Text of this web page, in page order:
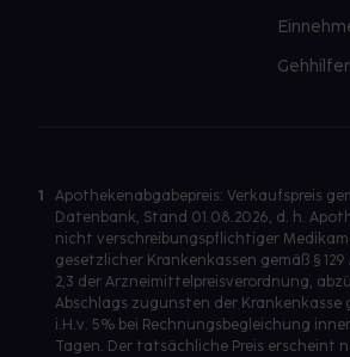
1
Apothekenabgabepreis: Verkaufspreis
Datenbank, Stand 01.08.2026, d. h.
nicht verschreibungspflichtiger
gesetzlicher Krankenkassen gemäß § 129
2,3 der Arzneimittelpreisverordnung,
Abschlags zugunsten der Krankenkasse
i.H.v. 5% bei Rechnungsbegleichung
Tagen. Der tatsächliche Preis erscheint